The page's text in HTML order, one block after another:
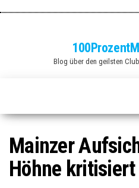
Blog über den geilsten
Mainzer
Höhne kritisiert